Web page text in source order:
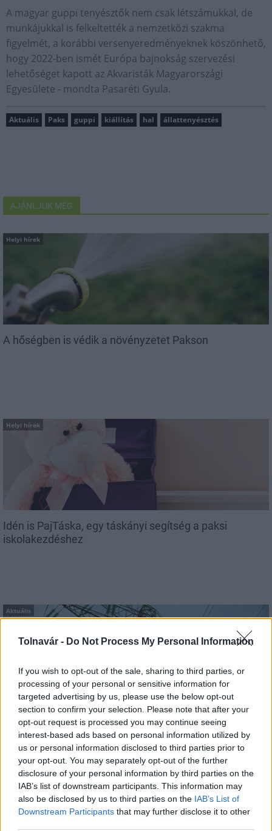
Tolnavár - Do Not Process My Personal Information
If you wish to opt-out of the sale, sharing to third parties, or
processing of your personal or sensitive information for
targeted advertising by us, please use the below opt-out
section to confirm your selection. Please note that after your
opt-out request is processed you may continue seeing
interest-based ads based on personal information utilized by
us or personal information disclosed to third parties prior to
your opt-out. You may separately opt-out of the further
disclosure of your personal information by third parties on the
IAB’s list of downstream participants. This information may
also be disclosed by us to third parties on the IAB’s List of
Downstream Participants that may further disclose it to other
A magyar guppi tenyésztők nem csak létszámukkal, de
munkájukkal is felkeltették a nemzetközi szakma
figyelmét, a korábbi versenyeredményeknek köszönhető,
hogy 2022-ben ismét Európa bajnokság szervezési
lehetőséget kapott az Akvaristák Magyarországi
Egyesülete - mondta Pasaréti Gyula.
Aktuális Paks guppi kiállítás hal állattenyésztés
AJÁNLJUK MÉG
Helyi hírek
A hőségben is védik a növényzetet Pakson
Helyi hírek
Idén is PajTáska, egy táskányi segítség a paksi
iskolakezdéshez
Aktuális
Energiaválság: az éjszakai fordulat bizakodásra ad okot